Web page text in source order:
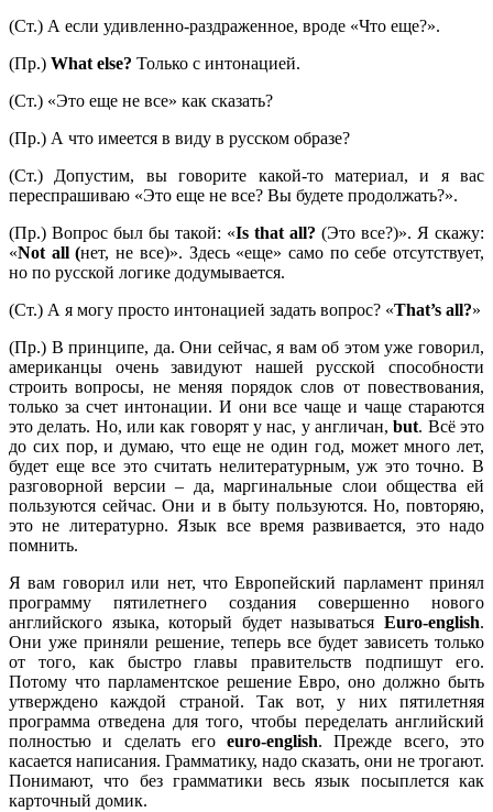
(Ст.) А если удивленно-раздраженное, вроде «Что еще?».
(Пр.) What else? Только с интонацией.
(Ст.) «Это еще не все» как сказать?
(Пр.) А что имеется в виду в русском образе?
(Ст.) Допустим, вы говорите какой-то материал, и я вас
переспрашиваю «Это еще не все? Вы будете продолжать?».
(Пр.) Вопрос был бы такой: «Is that all? (Это все?)». Я скажу:
«Not all (нет, не все)». Здесь «еще» само по себе отсутствует,
но по русской логике додумывается.
(Ст.) А я могу просто интонацией задать вопрос? «That’s all?»
(Пр.) В принципе, да. Они сейчас, я вам об этом уже говорил,
американцы очень завидуют нашей русской способности
строить вопросы, не меняя порядок слов от повествования,
только за счет интонации. И они все чаще и чаще стараются
это делать. Но, или как говорят у нас, у англичан,but. Всё это
до сих пор, и думаю, что еще не один год, может много лет,
будет еще все это считать нелитературным, уж это точно. В
разговорной версии – да, маргинальные слои общества ей
пользуются сейчас. Они и в быту пользуются. Но, повторяю,
это не литературно. Язык все время развивается, это надо
помнить.
Я вам говорил или нет, что Европейский парламент принял
программу пятилетнего создания совершенно нового
английского языка, который будет называться Euro-english.
Они уже приняли решение, теперь все будет зависеть только
от того, как быстро главы правительств подпишут его.
Потому что парламентское решение Евро, оно должно быть
утверждено каждой страной. Так вот, у них пятилетняя
программа отведена для того, чтобы переделать английский
полностью и сделать егоeuro-english. Прежде всего, это
касается написания. Грамматику, надо сказать, они не трогают.
Понимают, что без грамматики весь язык посыплется как
карточный домик.